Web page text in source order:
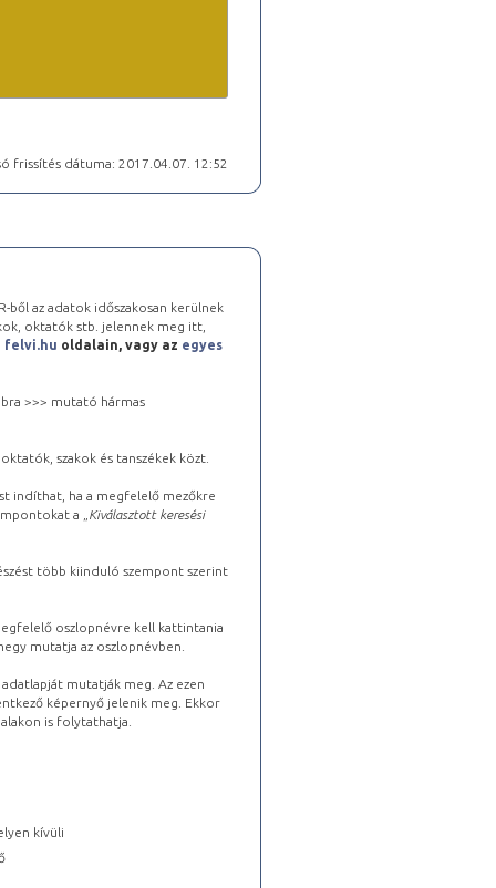
frissítés dátuma: 2017.04.07. 12:52
ből az adatok időszakosan kerülnek
oktatók stb. jelennek meg itt,
felvi.hu oldalain, vagy az egyes
>>> mutató hármas
szakok és tanszékek közt.
indíthat, ha a megfelelő mezőkre
a „ Kiválasztott keresési
több kiinduló szempont szerint
oszlopnévre kell kattintania
mutatja az oszlopnévben.
mutatják meg. Az ezen
képernyő jelenik meg. Ekkor
is folytathatja.
kívüli